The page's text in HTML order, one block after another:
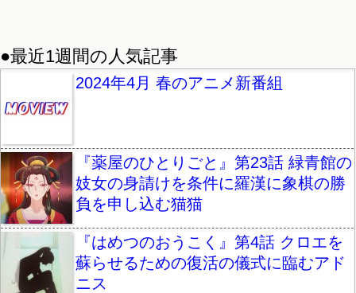
●最近1週間の人気記事
2024年4月 春のアニメ新番組
『薬屋のひとりごと』第23話 緑青館の
妓女の身請けを条件に羅漢に象棋の勝
負を申し込む猫猫
『はめつのおうこく』第4話 クロエを
蘇らせるための復活の儀式に臨むアド
ニス